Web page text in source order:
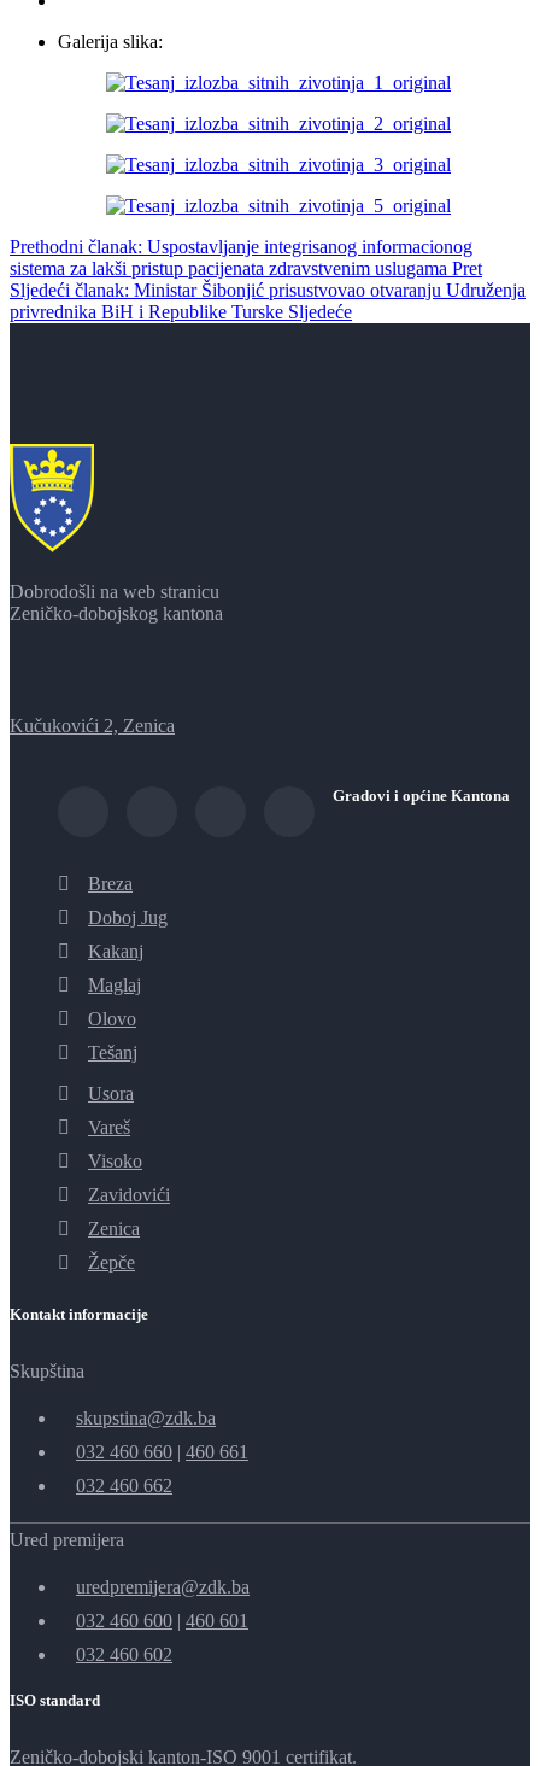
Galerija slika:
Prethodni članak: Uspostavljanje integrisanog informacionog
sistema za lakši pristup pacijenata zdravstvenim uslugama Pret
Sljedeći članak: Ministar Šibonjić prisustvovao otvaranju Udruženja
privrednika BiH i Republike Turske Sljedeće
Dobrodošli na web stranicu
Zeničko-dobojskog kantona
Kučukovići 2, Zenica
Gradovi i općine Kantona
Breza
Doboj Jug
Kakanj
Maglaj
Olovo
Tešanj
Usora
Vareš
Visoko
Zavidovići
Zenica
Žepče
Kontakt informacije
Skupština
skupstina@zdk.ba
032 460 660 | 460 661
032 460 662
Ured premijera
uredpremijera@zdk.ba
032 460 600 | 460 601
032 460 602
ISO standard
Zeničko-dobojski kanton-ISO 9001 certifikat.